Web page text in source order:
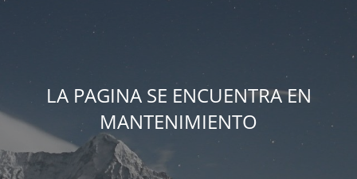
LA PAGINA SE ENCUENTRA EN
MANTENIMIENTO